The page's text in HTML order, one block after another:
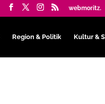
webmoritz.
Region & Politik Kultur &